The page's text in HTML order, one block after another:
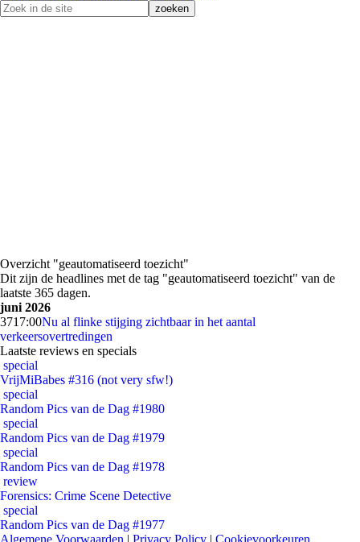
Overzicht "geautomatiseerd toezicht"
Dit zijn de headlines met de tag "geautomatiseerd toezicht" van de
laatste 365 dagen.
juni 2026
3717:00Nu al flinke stijging zichtbaar in het aantal
verkeersovertredingen
Laatste reviews en specials
special
VrijMiBabes #316 (not very sfw!)
special
Random Pics van de Dag #1980
special
Random Pics van de Dag #1979
special
Random Pics van de Dag #1978
review
Forensics: Crime Scene Detective
special
Random Pics van de Dag #1977
Algemene Voorwaarden | Privacy Policy | Cookievoorkeuren